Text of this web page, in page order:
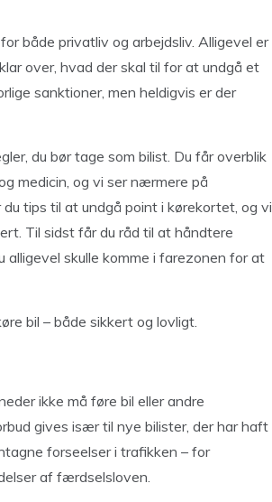
både privatliv og arbejdsliv. Alligevel er
over, hvad der skal til for at undgå et
sanktioner, men heldigvis er der
du bør tage som bilist. Du får overblik
medicin, og vi ser nærmere på
tips til at undgå point i kørekortet, og vi
Til sidst får du råd til at håndtere
skulle komme i farezonen for at
bil – både sikkert og lovligt.
ikke må føre bil eller andre
gives især til nye bilister, der har haft
forseelser i trafikken – for
af færdselsloven.